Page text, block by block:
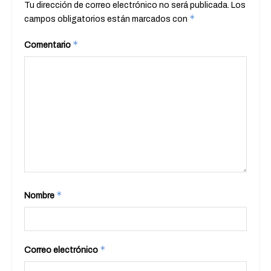
Tu dirección de correo electrónico no será publicada. Los
campos obligatorios están marcados con *
Comentario *
Nombre *
Correo electrónico *